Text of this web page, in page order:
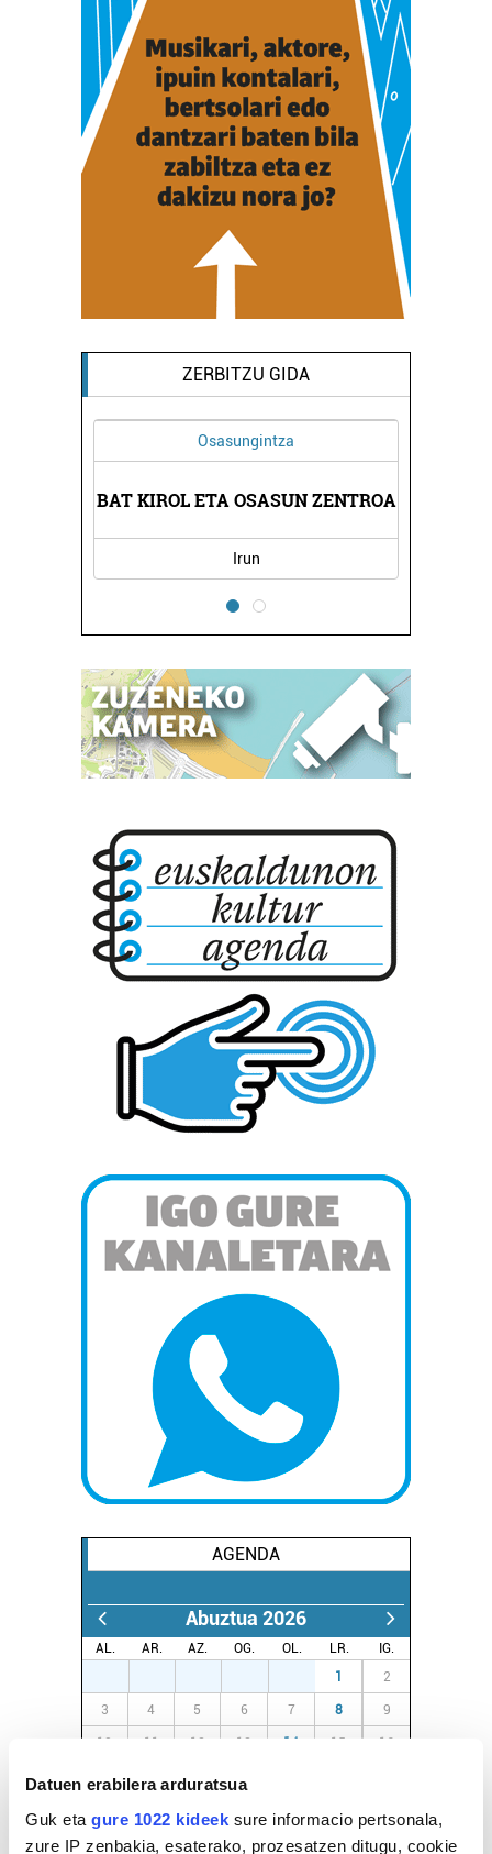
Datuen erabilera arduratsua
Guk eta gure 1022 kideek sure informacio pertsonala,
zure IP zenbakia, esaterako, prozesatzen ditugu, cookie
ZERBITZU GIDA
Osasungintza
BAT KIROL ETA OSASUN ZENTROA
Irun
AGENDA
Abuztua 2026
AL. AR. AZ. OG. OL. LR.
IG.
1 2
3 4 5 6 7 8 9
10 11 12 13 14 15 16
31 1 2 3 4 5